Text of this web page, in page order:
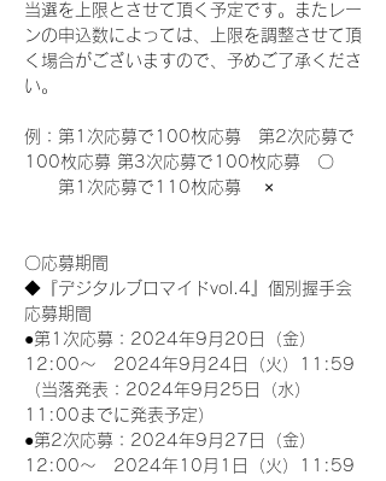
当選を上限とさせて頂く予定です。またレー
ンの申込数によっては、上限を調整させて頂
く場合がございますので、予めご了承くださ
い。
例：第1次応募で100枚応募　第2次応募で
100枚応募 第3次応募で100枚応募　〇
第1次応募で110枚応募　 ×
〇応募期間
◆『デジタルブロマイドvol.4』個別握手会
応募期間
●第1次応募：2024年9月20日（金）
12:00～　2024年9月24日（火）11:59
（当落発表：2024年9月25日（水）
11:00までに発表予定）
●第2次応募：2024年9月27日（金）
12:00～　2024年10月1日（火）11:59